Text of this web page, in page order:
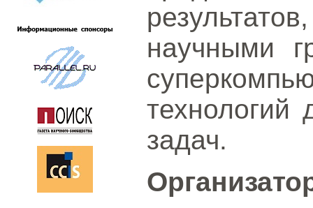
научными
технологий
задач.